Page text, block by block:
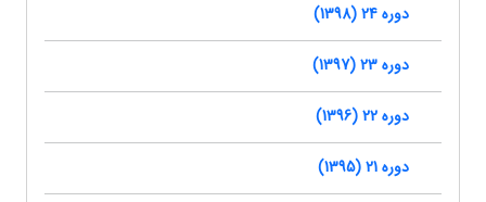
دوره 24 (1398)
دوره 23 (1397)
دوره 22 (1396)
دوره 21 (1395)